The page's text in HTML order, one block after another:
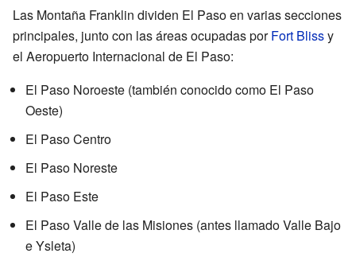
Las Montaña Franklin dividen El Paso en varias secciones
principales, junto con las áreas ocupadas porFort Blissy
el Aeropuerto Internacional de El Paso:
El Paso Noroeste (también conocido como El Paso
Oeste)
El Paso Centro
El Paso Noreste
El Paso Este
El Paso Valle de las Misiones (antes llamado Valle Bajo
e Ysleta)